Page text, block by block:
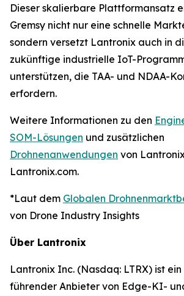
Dieser skalierbare Plattformansatz
Gremsy nicht nur eine schnelle
sondern versetzt Lantronix auch in
zukünftige industrielle IoT-
unterstützen, die TAA- und NDAA-
erfordern.
Weitere Informationen zu den
SOM-Lösungen und zusätzlichen
Drohnenanwendungen von
Lantronix.com.
*Laut dem Globalen
von Drone Industry Insights
Über Lantronix
Lantronix Inc. (Nasdaq: LTRX) ist
führender Anbieter von Edge-KI-